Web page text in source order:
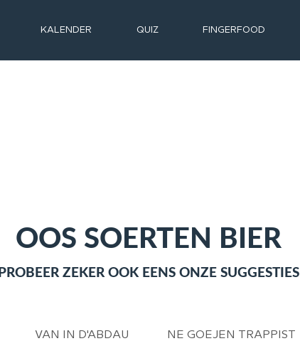
KALENDER QUIZ FINGERFOOD
OOS SOERTEN BIER
PROBEER ZEKER OOK EENS ONZE SUGGESTIES
VAN IN D'ABDAU NE GOEJEN TRAPPIST